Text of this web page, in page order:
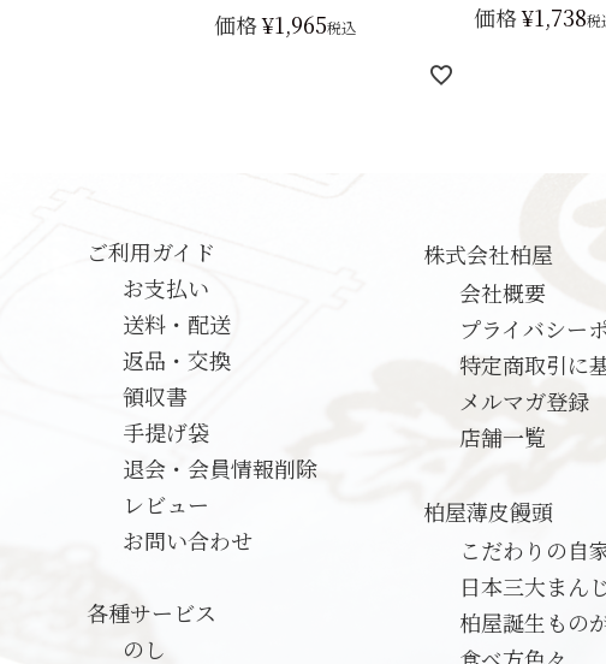
価格¥1,965税込 価格¥1,738税
ご利用ガイド
お支払い
送料・配送
返品・交換
領収書
手提げ袋
退会・会員情報削除
レビュー
お問い合わせ
各種サービス
のし
株式会社柏屋
会社概要
プライバシー
特定商取引に
メルマガ登録
店舗一覧
柏屋薄皮饅頭
こだわりの自
日本三大まん
柏屋誕生もの